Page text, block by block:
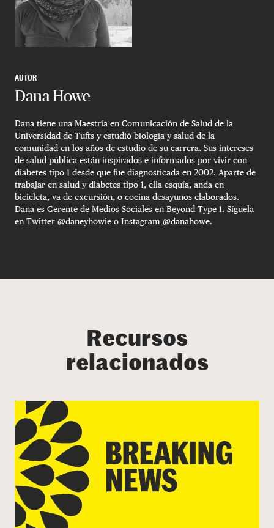
AUTOR
Dana Howe
Dana tiene una Maestría en Comunicación de Salud de la
Universidad de Tufts y estudió biología y salud de la
comunidad en los años de estudio de su carrera. Sus intereses
de salud pública están inspirados e informados por vivir con
diabetes tipo 1 desde que fue diagnosticada en 2002. Aparte de
trabajar en salud y diabetes tipo 1, ella esquía, anda en
bicicleta, va de excursión, o cocina desayunos elaborados.
Dana es Gerente de Medios Sociales en Beyond Type 1. Síguela
en Twitter @daneyhowie o Instagram @danahowe.
Recursos
relacionados